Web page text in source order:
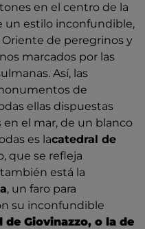
en el centro de la
un estilo inconfundible,
de peregrinos y
marcados por las
Así, las
de
ellas dispuestas
en el mar, de un blanco
es lacatedral de
que se refleja
está la
, un faro para
su inconfundible
de Giovinazzo, o la de